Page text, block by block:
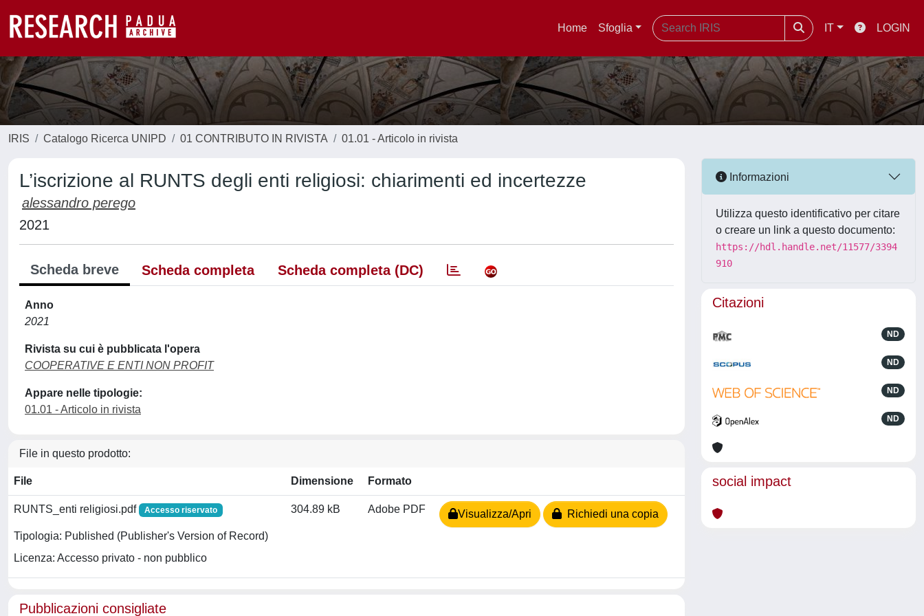
Home Sfoglia IT LOGIN
IRIS Catalogo Ricerca UNIPD 01 CONTRIBUTO IN RIVISTA 01.01 - Articolo in rivista
L’iscrizione al RUNTS degli enti religiosi: chiarimenti ed incertezze
alessandro perego
2021
Scheda breve Scheda completa Scheda completa (DC)
Anno
2021
Rivista su cui è pubblicata l'opera
COOPERATIVE E ENTI NON PROFIT
Appare nelle tipologie:
01.01 - Articolo in rivista
File in questo prodotto:
File Dimensione Formato
RUNTS_enti religiosi.pdf Accesso riservato
Tipologia: Published (Publisher's Version of Record)
Licenza: Accesso privato - non pubblico
304.89 kB Adobe PDF Visualizza/Apri Richiedi una copia
Pubblicazioni consigliate
Informazioni
Utilizza questo identificativo per citare
o creare un link a questo documento:
https://hdl.handle.net/11577/3394
910
Citazioni
ND
ND
ND
ND
social impact